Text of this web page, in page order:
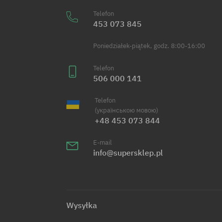
Telefon
453 073 845
Poniedziałek-piątek, godz. 8:00-16:00
Telefon
506 000 141
Telefon
(українською мовою)
+48 453 073 844
E-mail
info@supersklep.pl
Wysyłka